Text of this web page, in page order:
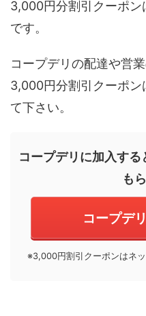
3,000円分割引クーポン
です。
コープデリの配達や営
3,000円分割引クーポン
て下さい。
コープデリに加入す
も
コープデ
※3,000円割引クーポンはネ